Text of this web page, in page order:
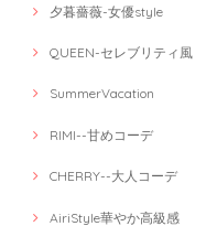
夕暮薔薇-女優style
QUEEN-セレブリティ風
SummerVacation
RIMI--甘めコーデ
CHERRY--大人コーデ
AiriStyle華やか高級感